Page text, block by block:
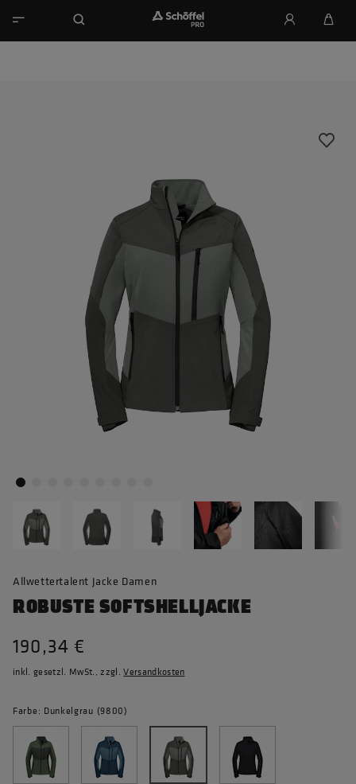
Allwettertalent Jacke Damen
ROBUSTE SOFTSHELLJACKE
190,34 €
inkl. gesetzl. MwSt., zzgl.Versandkosten
Farbe: Dunkelgrau (9800)